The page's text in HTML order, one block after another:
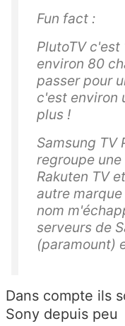
Fun fact :
PlutoTV c'est
environ 80
passer pour
c'est environ
plus !
Samsung TV
regroupe une
Rakuten TV
autre marque
nom
serveurs de
(paramount)
Dans compte ils
Sony depuis peu